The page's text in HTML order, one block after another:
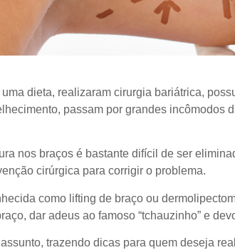
dieta, realizaram cirurgia bariátrica,
passam por grandes
nos braços é bastante difícil de ser
cirúrgica para corrigir o problema.
como lifting de braço ou
dar adeus ao famoso “tchauzinho” e
assunto, trazendo dicas para quem